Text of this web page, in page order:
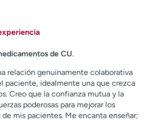
de CU.
relación genuinamente colaborativa
paciente, idealmente una que crezca
Creo que la confianza mutua y la
poderosas para mejorar los
de mis pacientes. Me encanta enseñar;